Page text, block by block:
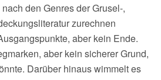
den Genres der Grusel-,
zurechnen
aber kein Ende.
aber kein sicherer Grund,
Darüber hinaus wimmelt es